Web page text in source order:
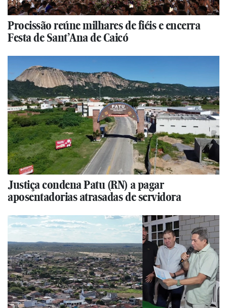
Procissão reúne milhares de fiéis e encerra
Festa de Sant’Ana de Caicó
Justiça condena Patu (RN) a pagar
aposentadorias atrasadas de servidora